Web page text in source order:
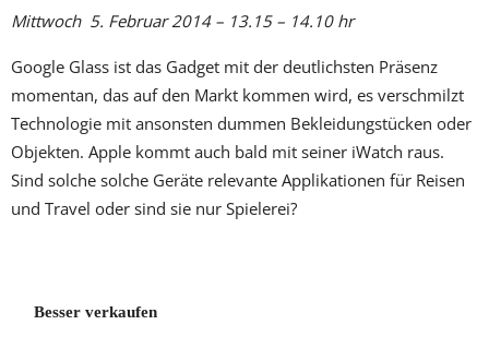
Mittwoch 5. Februar 2014 – 13.15 – 14.10 hr
Google Glass ist das Gadget mit der deutlichsten Präsenz
momentan, das auf den Markt kommen wird, es verschmilzt
Technologie mit ansonsten dummen Bekleidungstücken oder
Objekten. Apple kommt auch bald mit seiner iWatch raus.
Sind solche solche Geräte relevante Applikationen für Reisen
und Travel oder sind sie nur Spielerei?
Besser verkaufen